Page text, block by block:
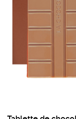
Prix au kilo : 83,70€